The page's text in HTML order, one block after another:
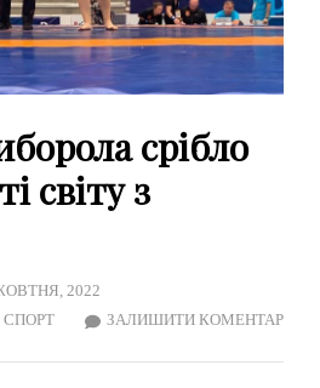
срібло
світу з
2022
ЗАЛИШИТИ КОМЕНТАРON
СПОРТ